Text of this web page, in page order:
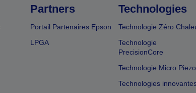
Partners
Portail Partenaires Epson
LPGA
Technologies
Technologie Zéro
Technologie
PrecisionCore
Technologie Micro Piezo
Technologies